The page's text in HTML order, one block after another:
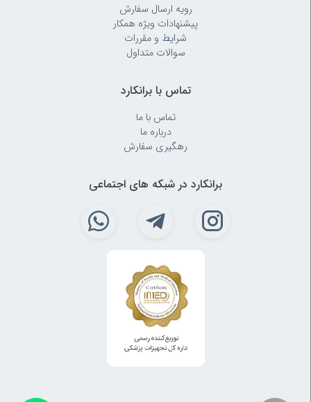
رویه‌ ارسال سفارش
پیشنهادات ویژه همکار
شرایط و مقررات
سوالات متداول
تماس با برانکارد
تماس با ما
درباره ما
رهگیری سفارش
برانکارد در شبکه های اجتماعی